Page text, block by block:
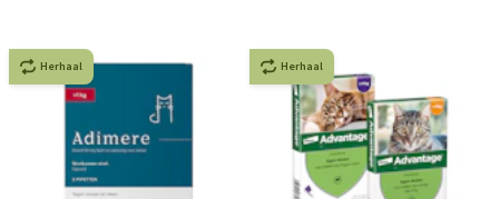
Herhaal Herhaal